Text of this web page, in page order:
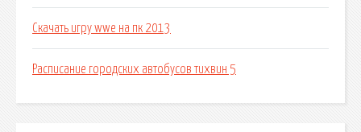
Скачать игру wwe на пк 2013
Расписание городских автобусов тихвин 5